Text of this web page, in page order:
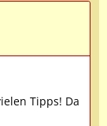
Tipps! Da